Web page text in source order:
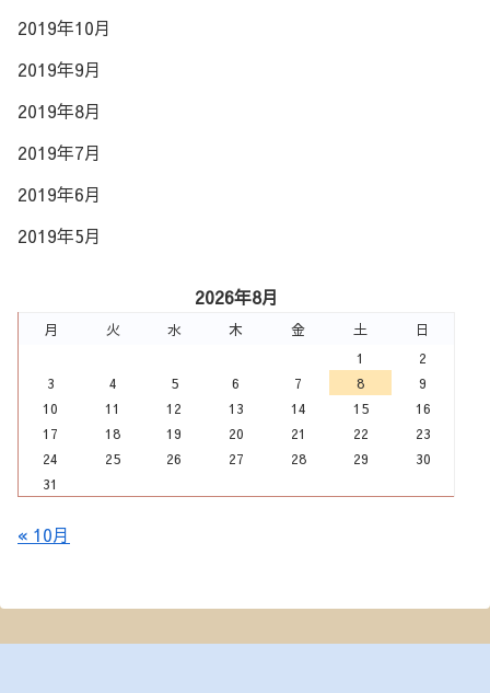
2019年10月
2019年9月
2019年8月
2019年7月
2019年6月
2019年5月
2026年8月
月 火 水 木 金 土
日
1
2
3
4 5 6 7 8
9
10
11 12 13 14 15
16
17
18 19 20 21 22
23
24
25 26 27 28 29
30
31
« 10月